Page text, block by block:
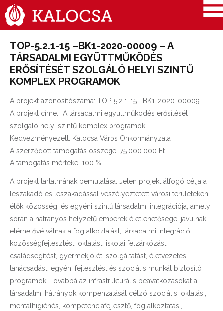
TOP-5.2.1-15 –BK1-2020-00009 – A
TÁRSADALMI EGYÜTTMŰKÖDÉS
ERŐSÍTÉSÉT SZOLGÁLÓ HELYI SZINTŰ
KOMPLEX PROGRAMOK
A projekt azonosítószáma: TOP-5.2.1-15 –BK1-2020-00009
A projekt címe: „A társadalmi együttműködés erősítését
szolgáló helyi szintű komplex programok”
Kedvezményezett: Kalocsa Város Önkormányzata
A szerződött támogatás összege: 75.000.000 Ft
A támogatás mértéke: 100 %
A projekt tartalmának bemutatása: Jelen projekt átfogó célja a
leszakadó és leszakadással veszélyeztetett városi területeken
élők közösségi és egyéni szintű társadalmi integrációja, amely
során a hátrányos helyzetű emberek életlehetőségei javulnak,
elérhetővé válnak a foglalkoztatást, társadalmi integrációt,
közösségfejlesztést, oktatást, iskolai felzárkózást,
családsegítést, gyermekjóléti szolgáltatást, életvezetési
tanácsadást, egyéni fejlesztést és szociális munkát biztosító
programok. Továbbá az infrastrukturális beavatkozásokat a
társadalmi hátrányok kompenzálását célzó szociális, oktatási,
mentálhigiénés, kompetenciafejlesztő, foglalkoztatási,